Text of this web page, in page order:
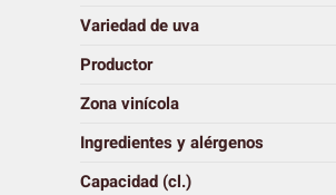
Variedad de uva
Productor
Zona vinícola
Ingredientes y alérgenos
Capacidad (cl.)